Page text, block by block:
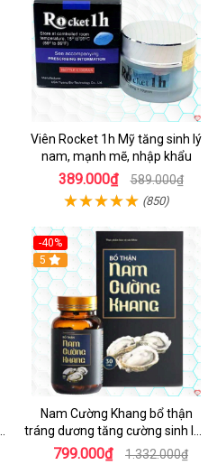
Viên Rocket 1h Mỹ tăng sinh lý
nam, mạnh mẽ, nhập khẩu
389.000₫ 589.000₫
(850)
-40%
5
Nam Cường Khang bổ thận
tráng dương tăng cường sinh lực
nam
799.000₫ 1.332.000₫